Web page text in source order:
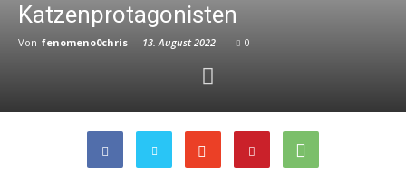
Katzenprotagonisten
Von fenomeno0chris - 13. August 2022 0